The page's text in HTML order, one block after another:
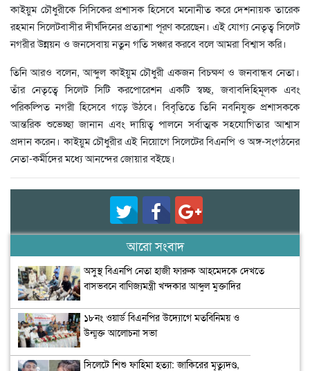
কাইয়ুম চৌধুরীকে সিসিকের প্রশাসক হিসেবে মনোনীত করে দেশনায়ক তারেক
রহমান সিলেটবাসীর দীর্ঘদিনের প্রত্যাশা পূরণ করেছেন। এই যোগ্য নেতৃত্ব সিলেট
নগরীর উন্নয়ন ও জনসেবায় নতুন গতি সঞ্চার করবে বলে আমরা বিশ্বাস করি।
তিনি আরও বলেন, আব্দুল কাইয়ুম চৌধুরী একজন বিচক্ষণ ও জনবান্ধব নেতা।
তাঁর নেতৃত্বে সিলেট সিটি করপোরেশন একটি স্বচ্ছ, জবাবদিহিমূলক এবং
পরিকল্পিত নগরী হিসেবে গড়ে উঠবে। বিবৃতিতে তিনি নবনিযুক্ত প্রশাসককে
আন্তরিক শুভেচ্ছা জানান এবং দায়িত্ব পালনে সর্বাত্মক সহযোগিতার আশ্বাস
প্রদান করেন। কাইয়ুম চৌধুরীর এই নিয়োগে সিলেটের বিএনপি ও অঙ্গ-সংগঠনের
নেতা-কর্মীদের মধ্যে আনন্দের জোয়ার বইছে।
আরো সংবাদ
অসুস্থ বিএনপি নেতা হাজী ফারুক আহমেদকে দেখতে
বাসভবনে বাণিজ্যমন্ত্রী খন্দকার আব্দুল মুক্তাদির
১৮নং ওয়ার্ড বিএনপির উদ্যোগে মতবিনিময় ও
উন্মুক্ত আলোচনা সভা
সিলেটে শিশু ফাহিমা হত্যা: জাকিরের মৃত্যুদণ্ড,